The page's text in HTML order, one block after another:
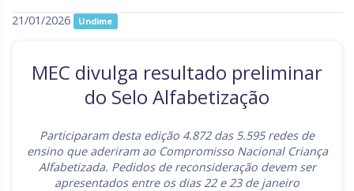
Minas Gerais
Pernambuco
Rio de Janeiro Rio Grande do Norte
Roraima
21/01/2026 Undime
MEC divulga resultado preliminar
do Selo Alfabetização
Participaram desta edição 4.872 das 5.595 redes de
ensino que aderiram ao Compromisso Nacional Criança
Alfabetizada. Pedidos de reconsideração devem ser
apresentados entre os dias 22 e 23 de janeiro